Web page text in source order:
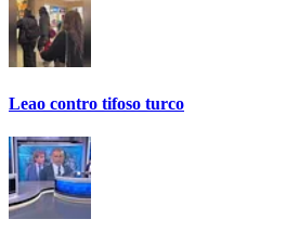
Leao contro tifoso turco